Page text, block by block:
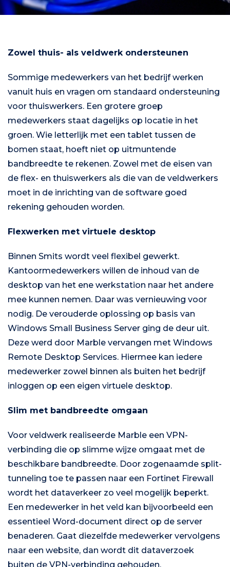
Zowel thuis- als veldwerk ondersteunen
Sommige medewerkers van het bedrijf werken
vanuit huis en vragen om standaard ondersteuning
voor thuiswerkers. Een grotere groep
medewerkers staat dagelijks op locatie in het
groen. Wie letterlijk met een tablet tussen de
bomen staat, hoeft niet op uitmuntende
bandbreedte te rekenen. Zowel met de eisen van
de flex- en thuiswerkers als die van de veldwerkers
moet in de inrichting van de software goed
rekening gehouden worden.
Flexwerken met virtuele desktop
Binnen Smits wordt veel flexibel gewerkt.
Kantoormedewerkers willen de inhoud van de
desktop van het ene werkstation naar het andere
mee kunnen nemen. Daar was vernieuwing voor
nodig. De verouderde oplossing op basis van
Windows Small Business Server ging de deur uit.
Deze werd door Marble vervangen met Windows
Remote Desktop Services. Hiermee kan iedere
medewerker zowel binnen als buiten het bedrijf
inloggen op een eigen virtuele desktop.
Slim met bandbreedte omgaan
Voor veldwerk realiseerde Marble een VPN-
verbinding die op slimme wijze omgaat met de
beschikbare bandbreedte. Door zogenaamde split-
tunneling toe te passen naar een Fortinet Firewall
wordt het dataverkeer zo veel mogelijk beperkt.
Een medewerker in het veld kan bijvoorbeeld een
essentieel Word-document direct op de server
benaderen. Gaat diezelfde medewerker vervolgens
naar een website, dan wordt dit dataverzoek
buiten de VPN-verbinding gehouden.